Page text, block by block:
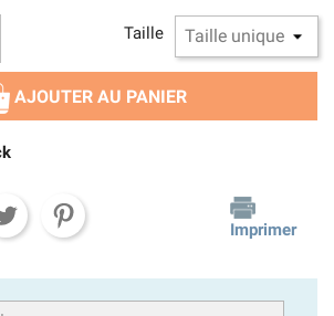
Taille
AJOUTER AU PANIER
Imprimer